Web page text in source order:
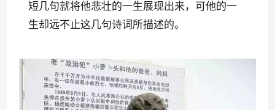
短几句就将他悲壮的一生展现出来，可他的一
生却远不止这几句诗词所描述的。